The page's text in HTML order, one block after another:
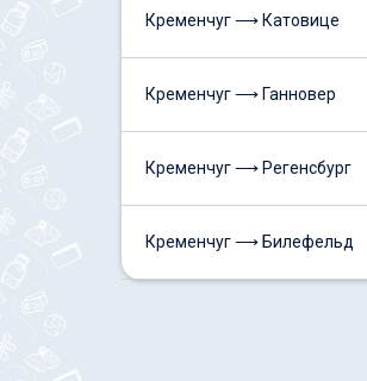
Кременчуг ⟶ Катовице
Кременчуг ⟶ Ганновер
Кременчуг ⟶ Регенсбург
Кременчуг ⟶ Билефельд